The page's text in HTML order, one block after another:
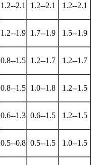
1.2--2.1 1.2--2.1 1.2--2.1
1.2--1.9 1.7--1.9 1.5--1.9
0.8--1.5 1.2--1.7 1.2--1.7
0.8--1.5 1.0--1.8 1.2--1.5
0.6--1.3 0.6--1.5 1.2--1.5
0.5--0.8 0.5--1.5 1.0--1.5